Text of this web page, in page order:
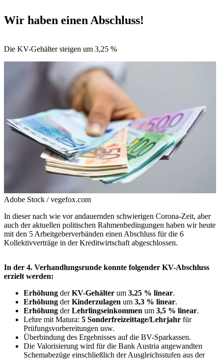
Wir haben einen Abschluss!
Die KV-Gehälter steigen um 3,25 %
Adobe Stock / vegefox.com
In dieser nach wie vor andauernden schwierigen Corona-Zeit, aber
auch der aktuellen politischen Rahmenbedingungen haben wir heute
mit den 5 Arbeitgeberverbänden einen Abschluss für die 6
Kollektivverträge in der Kreditwirtschaft abgeschlossen.
In der 4. Verhandlungsrunde konnte folgender KV-Abschluss
erzielt werden:
Erhöhung derKV-Gehälter um 3,25 % linear.
Erhöhung derKinderzulagen um 3,3 % linear.
Erhöhung derLehrlingseinkommen um 3,5 % linear.
Lehre mit Matura: 5 Sonderfreizeittage/Lehrjahr für
Prüfungsvorbereitungen usw.
Überbindung des Ergebnisses auf die BV-Sparkassen.
Die Valorisierung wird für die Bank Austria angewandten
Schemabezüge einschließlich der Ausgleichsstufen aus der